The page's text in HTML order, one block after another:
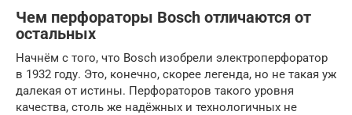
Чем перфораторы Bosch отличаются от
остальных
Начнём с того, что Bosch изобрели электроперфоратор
в 1932 году. Это, конечно, скорее легенда, но не такая уж
далекая от истины. Перфораторов такого уровня
качества, столь же надёжных и технологичных не